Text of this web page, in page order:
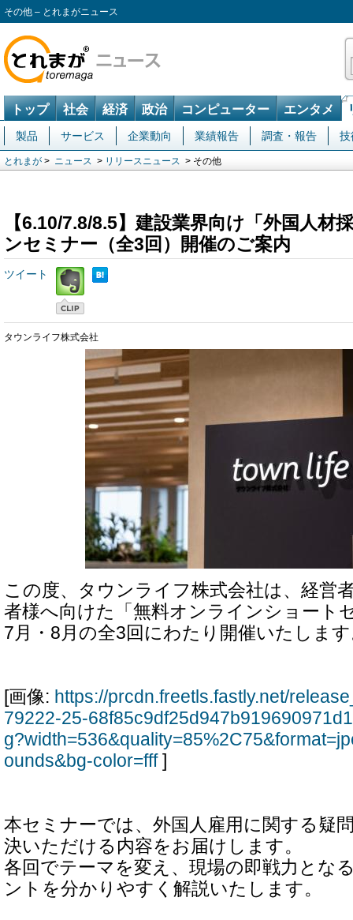
その他 – とれまがニュース
トップ 社会 経済 政治 コンピューター エンタメ
製品 サービス 企業動向 業績報告 調査・報告 技
とれまが > ニュース > リリースニュース > その他
【6.10/7.8/8.5】建設業界向け「外国人材
ンセミナー（全3回）開催のご案内
ツイート
タウンライフ株式会社
この度、タウンライフ株式会社は、経営
者様へ向けた「無料オンラインショート
7月・8月の全3回にわたり開催いたしま
[画像: https://prcdn.freetls.fastly.net/
79222-25-
ounds&bg-color=fff]
本セミナーでは、外国人雇用に関する疑
決いただける内容をお届けします。
各回でテーマを変え、現場の即戦力とな
ントを分かりやすく解説いたします。